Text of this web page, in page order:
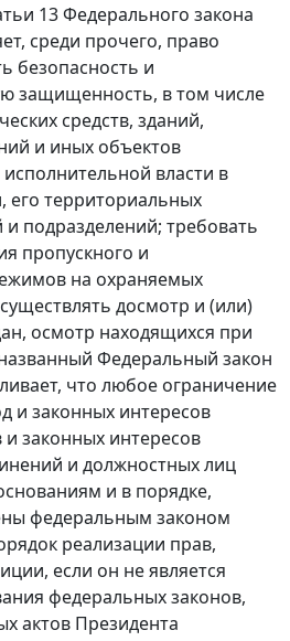
13 Федерального закона
среди прочего, право
безопасность и
защищенность, в том числе
средств, зданий,
и иных объектов
власти в
его территориальных
подразделений; требовать
пропускного и
на охраняемых
досмотр и (или)
осмотр находящихся при
Федеральный закон
что любое ограничение
и законных интересов
законных интересов
и должностных лиц
и в порядке,
федеральным законом
реализации прав,
если он не является
федеральных законов,
актов Президента